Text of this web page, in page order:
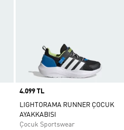
Price
4.099 TL
LIGHTORAMA RUNNER ÇOCUK
AYAKKABISI
Çocuk Sportswear